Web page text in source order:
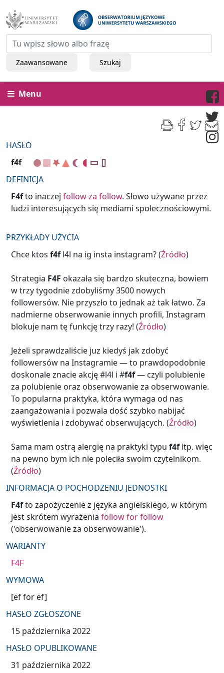
Zaawansowane Szukaj
Menu
HASŁO
f4f
DEFINICJA
F4fto inaczej follow za follow. Słowo używane przez
ludzi interesujących się mediami społecznościowymi.
PRZYKŁADY UŻYCIA
Chce ktos f4fl4l na ig insta instagram? (Źródło)
Strategia F4F okazała się bardzo skuteczna, bowiem
w trzy tygodnie zdobyliśmy 3500 nowych
followersów. Nie przyszło to jednak aż tak łatwo. Za
nadmierne obserwowanie innych profili, Instagram
blokuje nam tę funkcję trzy razy! (Źródło)
Jeżeli sprawdzaliście juz kiedyś jak zdobyć
followersów na Instagramie — to prawdopodobnie
doskonale znacie akcję #l4l i #f4f— czyli polubienie
za polubienie oraz obserwowanie za obserwowanie.
To popularna praktyka, która wymaga od nas
zaangażowania i pozwala dość szybko nabijać
wyświetlenia i zdobywać obserwujących. (Źródło)
Sama mam ostrą alergię na praktyki typu f4fitp. więc
na pewno bym ich nie poleciła swoim czytelnikom.
(Źródło)
INFORMACJA O POCHODZENIU JEDNOSTKI
F4fto zapożyczenie z języka angielskiego, w którym
jest skrótem wyrażenia follow for follow
('obserwowanie za obserwowanie').
WARIANTY
F4F
WYMOWA
[ef for ef]
HASŁO ZGŁOSZONE
15 października 2022
HASŁO OPUBLIKOWANE
31 października 2022